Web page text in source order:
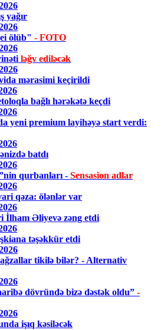
yağır
ölüb" - FOTO
ləğv ediləcək
mərasimi keçirildi
bağlı hərəkətə keçdi
yeni premium layihəyə start verdi:
batdı
qurbanları - Sensasion adlar
qəza: ölənlər var
İlham Əliyevə zəng etdi
təşəkkür etdi
tikilə bilər? - Alternativ
dövründə bizə dəstək oldu” -
işıq kəsiləcək